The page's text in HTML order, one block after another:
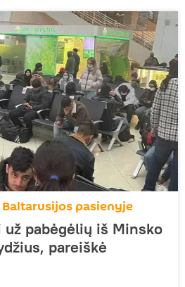
pasienyje
pabėgėlių iš Minsko
pareiškė